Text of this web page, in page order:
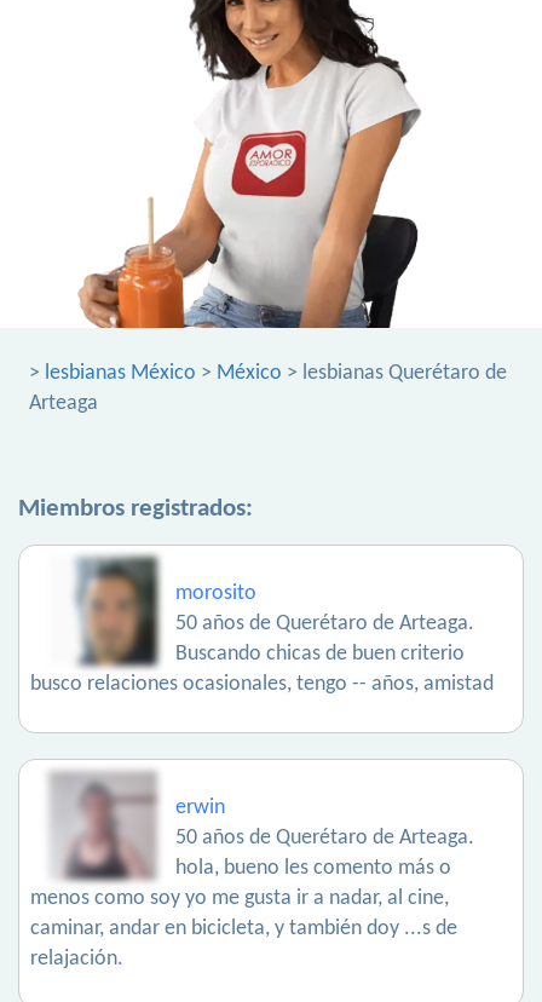
> lesbianas México > México > lesbianas Querétaro de
Arteaga
Miembros registrados:
morosito
50 años de Querétaro de Arteaga.
Buscando chicas de buen criterio
busco relaciones ocasionales, tengo -- años, amistad
erwin
50 años de Querétaro de Arteaga.
hola, bueno les comento más o
menos como soy yo me gusta ir a nadar, al cine,
caminar, andar en bicicleta, y también doy ...s de
relajación.